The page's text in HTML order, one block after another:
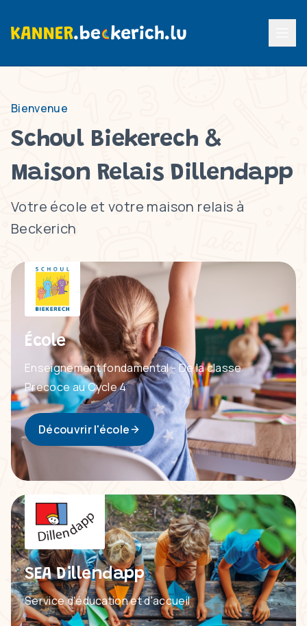
Bienvenue
Schoul Biekerech &
Maison Relais Dillendapp
Votre école et votre maison relais à
Beckerich
École
Enseignement fondamental - De la classe
Precoce au Cycle 4
Découvrir l'école
SEA Dillendapp
Service d'éducation et d'accueil